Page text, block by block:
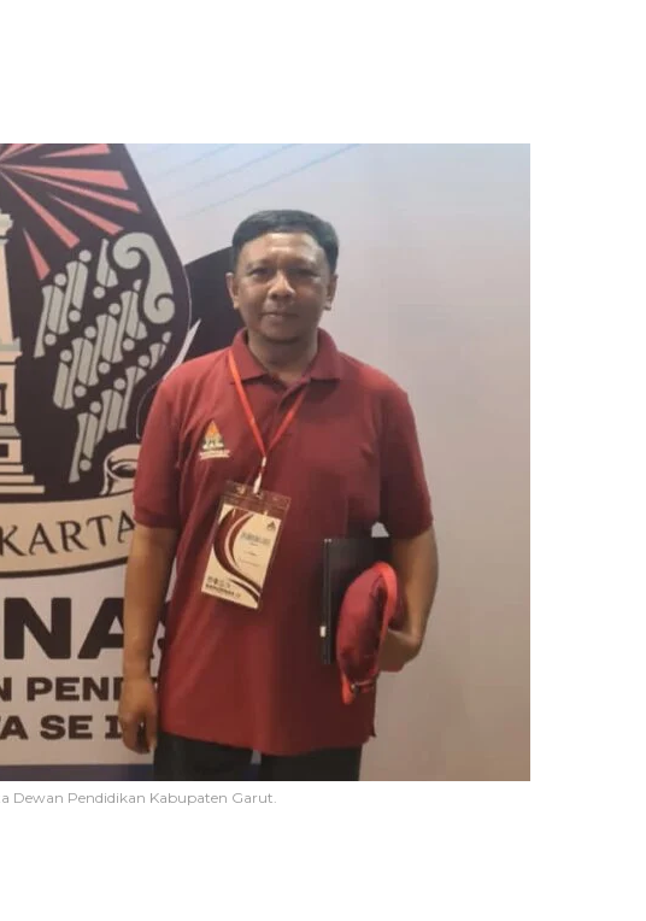
Dewan Pendidikan Kabupaten Garut.